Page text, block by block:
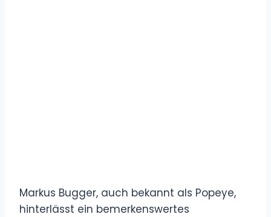
Markus Bugger, auch bekannt als Popeye,
hinterlässt ein bemerkenswertes